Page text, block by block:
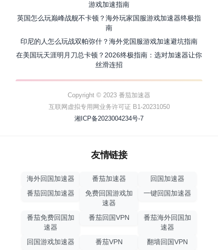
游戏加速指南
英国怎么玩巅峰战舰不卡顿？海外玩家国服游戏加速器终极指
南
印尼的人怎么玩战双帕弥什？海外党国服游戏加速避坑指南
在美国玩天涯明月刀总卡顿？2026终极指南：选对加速器让你
丝滑连招
Copyright © 2023 番茄加速器
互联网虚拟专用网业务许可证 B1-20231050
湘ICP备2023004234号-7
友情链接
海外回国加速器 番茄加速器
回国加速器
番茄回国加速器
免费回国游戏加
速器
一键回国加速器
番茄免费回国加
速器
番茄回国VPN
番茄海外回国加
速器
回国游戏加速器
番茄VPN 翻墙回国VPN